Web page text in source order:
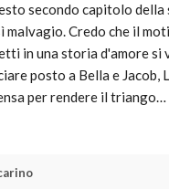
secondo capitolo
malvagio. Credo che il
in una storia d'amore si
posto a Bella e Jacob,
per rendere il triango…